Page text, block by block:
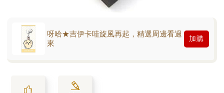
呀哈★吉伊卡哇旋風再起，精選周邊看過
來
加購